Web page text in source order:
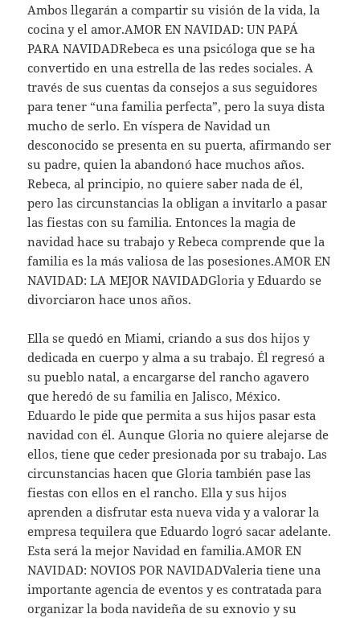
Ambos llegarán a compartir su visión de la vida, la
cocina y el amor.AMOR EN NAVIDAD: UN PAPÁ
PARA NAVIDADRebeca es una psicóloga que se ha
convertido en una estrella de las redes sociales. A
través de sus cuentas da consejos a sus seguidores
para tener “una familia perfecta”, pero la suya dista
mucho de serlo. En víspera de Navidad un
desconocido se presenta en su puerta, afirmando ser
su padre, quien la abandonó hace muchos años.
Rebeca, al principio, no quiere saber nada de él,
pero las circunstancias la obligan a invitarlo a pasar
las fiestas con su familia. Entonces la magia de
navidad hace su trabajo y Rebeca comprende que la
familia es la más valiosa de las posesiones.AMOR EN
NAVIDAD: LA MEJOR NAVIDADGloria y Eduardo se
divorciaron hace unos años.
Ella se quedó en Miami, criando a sus dos hijos y
dedicada en cuerpo y alma a su trabajo. Él regresó a
su pueblo natal, a encargarse del rancho agavero
que heredó de su familia en Jalisco, México.
Eduardo le pide que permita a sus hijos pasar esta
navidad con él. Aunque Gloria no quiere alejarse de
ellos, tiene que ceder presionada por su trabajo. Las
circunstancias hacen que Gloria también pase las
fiestas con ellos en el rancho. Ella y sus hijos
aprenden a disfrutar esta nueva vida y a valorar la
empresa tequilera que Eduardo logró sacar adelante.
Esta será la mejor Navidad en familia.AMOR EN
NAVIDAD: NOVIOS POR NAVIDADValeria tiene una
importante agencia de eventos y es contratada para
organizar la boda navideña de su exnovio y su